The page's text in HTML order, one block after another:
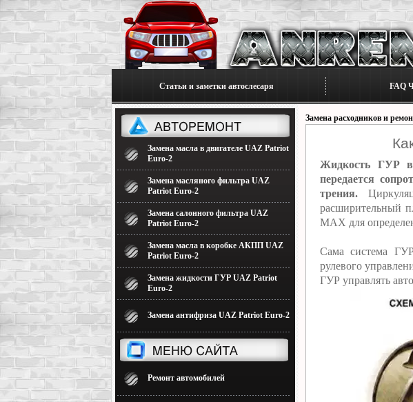
Статьи и заметки автослесаря FAQ
Замена масла в двигателе UAZ Patriot
Euro-2
Замена масляного фильтра UAZ
Patriot Euro-2
Замена салонного фильтра UAZ
Patriot Euro-2
Замена масла в коробке АКПП UAZ
Patriot Euro-2
Замена жидкости ГУР UAZ Patriot
Euro-2
Замена антифриза UAZ Patriot Euro-2
Ремонт автомобилей
Замена расходников и
Жидкость ГУР в
передается
трения.
расширительный
MAX для
Сама система
рулевого
ГУР управлять